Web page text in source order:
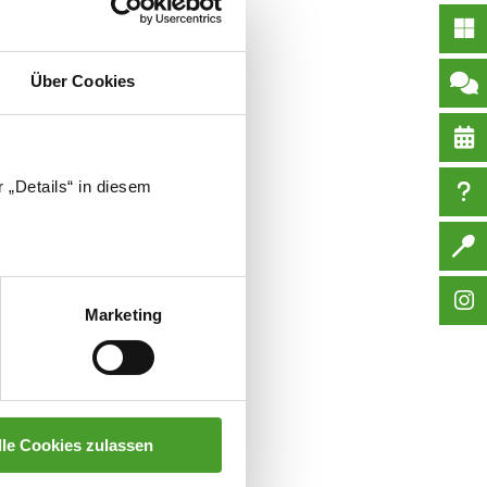
Über Cookies
in diesem
Marketing
Cookies zulassen